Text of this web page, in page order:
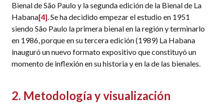
Bienal de São Paulo y la segunda edición de la Bienal de La
Habana[4]. Se ha decidido empezar el estudio en 1951
siendo São Paulo la primera bienal en la región y terminarlo
en 1986, porque en su tercera edición (1989) La Habana
inauguró un nuevo formato expositivo que constituyó un
momento de inflexión en su historia y en la de las bienales.
2. Metodología y visualización